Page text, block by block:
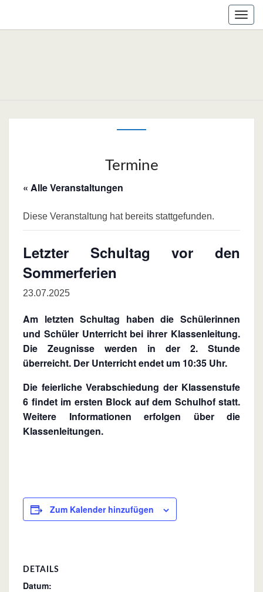
content
Termine
« Alle Veranstaltungen
Diese Veranstaltung hat bereits stattgefunden.
Letzter Schultag vor den
Sommerferien
23.07.2025
Am letzten Schultag haben die Schülerinnen
und Schüler Unterricht bei ihrer Klassenleitung.
Die Zeugnisse werden in der 2. Stunde
überreicht. Der Unterricht endet um 10:35 Uhr.
Die feierliche Verabschiedung der Klassenstufe
6 findet im ersten Block auf dem Schulhof statt.
Weitere Informationen erfolgen über die
Klassenleitungen.
Zum Kalender hinzufügen
DETAILS
Datum: